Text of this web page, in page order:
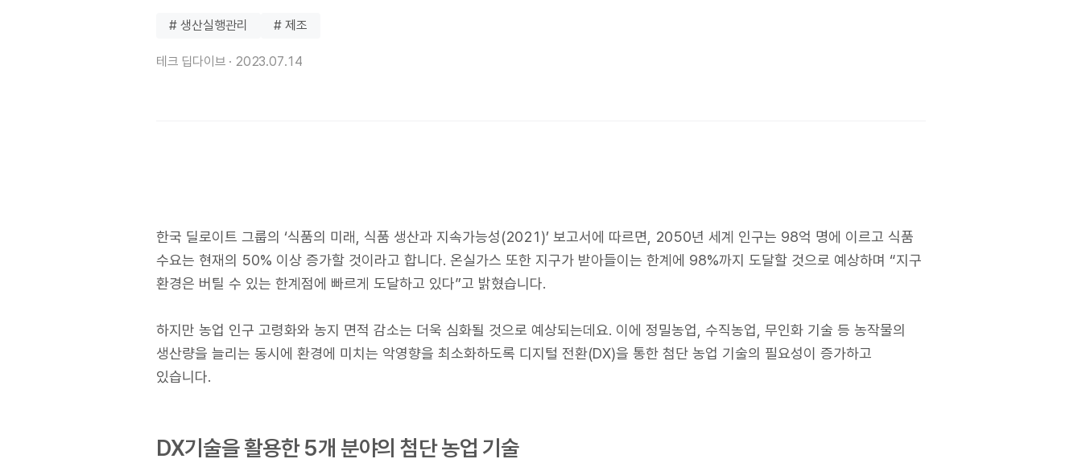
# 생산실행관리 # 제조
테크 딥다이브 · 2023.07.14
한국 딜로이트 그룹의 ‘식품의 미래, 식품 생산과 지속가능성(2021)’ 보고서에 따르면, 2050년 세계 인구는 98억 명에 이르고 식품
수요는 현재의 50% 이상 증가할 것이라고 합니다. 온실가스 또한 지구가 받아들이는 한계에 98%까지 도달할 것으로 예상하며 “지구
환경은 버틸 수 있는 한계점에 빠르게 도달하고 있다”고 밝혔습니다.
하지만 농업 인구 고령화와 농지 면적 감소는 더욱 심화될 것으로 예상되는데요. 이에 정밀농업, 수직농업, 무인화 기술 등 농작물의
생산량을 늘리는 동시에 환경에 미치는 악영향을 최소화하도록 디지털 전환(DX)을 통한 첨단 농업 기술의 필요성이 증가하고
있습니다.
DX기술을 활용한 5개 분야의 첨단 농업 기술